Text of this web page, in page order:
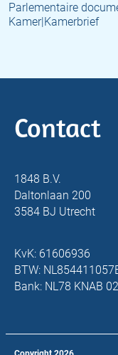
Parlementaire
Kamer|Kamerbrief
Contact
1848 B.V.
Daltonlaan 200
3584 BJ Utrecht
KvK: 61606936
BTW:
Bank: NL78 KNAB